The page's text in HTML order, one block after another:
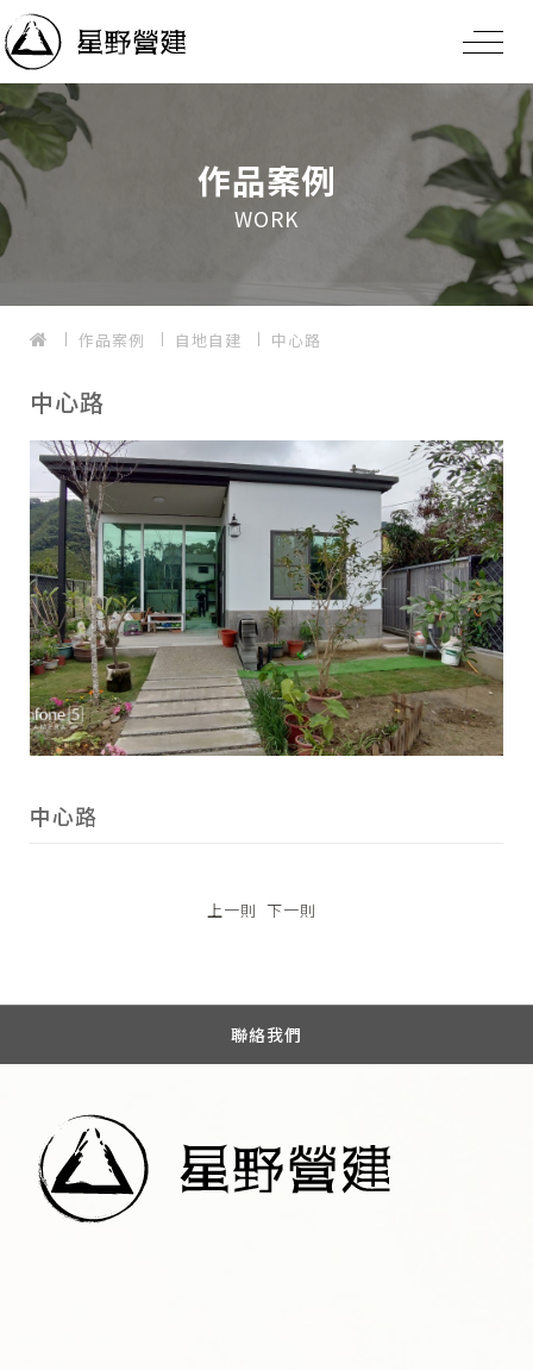
作品案例
WORK
作品案例 自地自建 中心路
中心路
中心路
上一則 下一則
聯絡我們